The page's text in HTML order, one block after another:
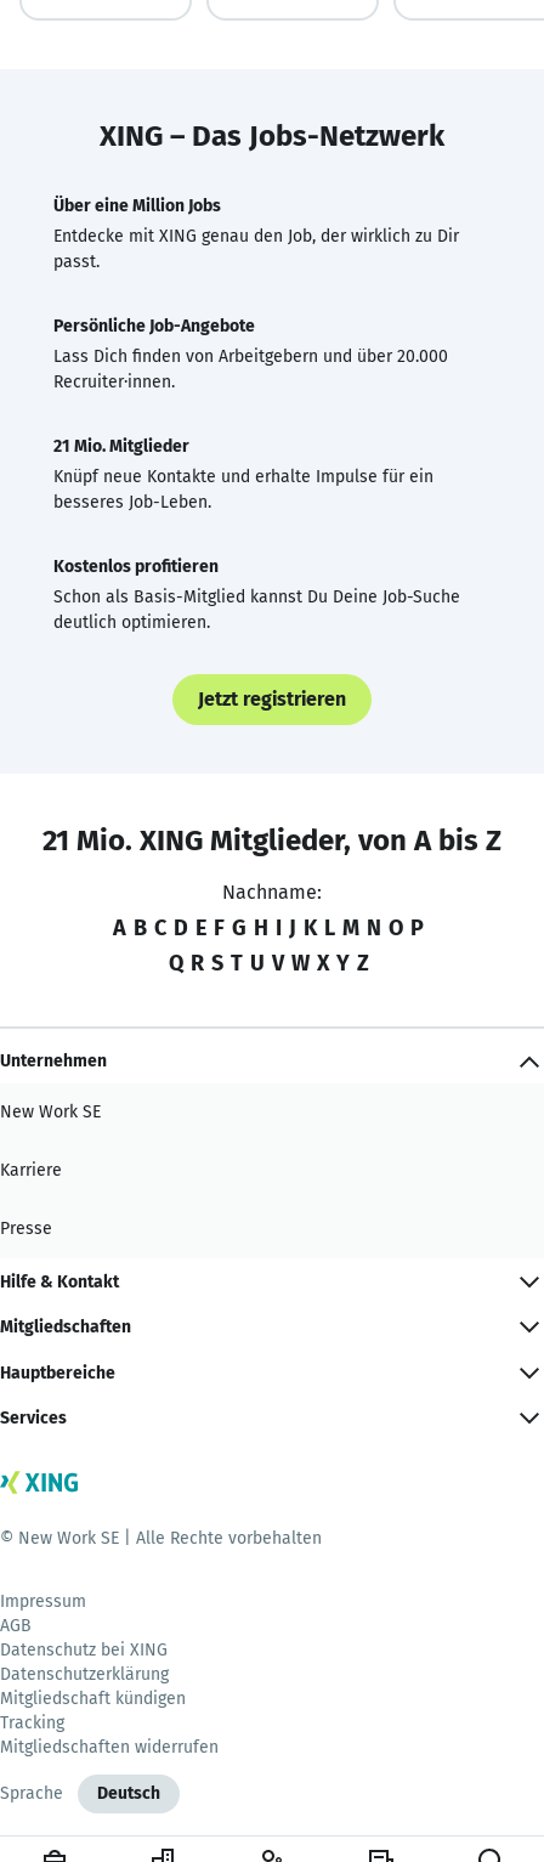
XING – Das Jobs-Netzwerk
Über eine Million Jobs
Entdecke mit XING genau den Job, der wirklich zu Dir
passt.
Persönliche Job-Angebote
Lass Dich finden von Arbeitgebern und über 20.000
Recruiter·innen.
21 Mio. Mitglieder
Knüpf neue Kontakte und erhalte Impulse für ein
besseres Job-Leben.
Kostenlos profitieren
Schon als Basis-Mitglied kannst Du Deine Job-Suche
deutlich optimieren.
Jetzt registrieren
21 Mio. XING Mitglieder, von A bis Z
Nachname:
A B C D E F G H I J K L M N O P
Q R S T U V W X Y Z
Unternehmen
New Work SE
Karriere
Presse
Hilfe & Kontakt
Mitgliedschaften
Hauptbereiche
Services
© New Work SE | Alle Rechte vorbehalten
Impressum
AGB
Datenschutz bei XING
Datenschutzerklärung
Mitgliedschaft kündigen
Tracking
Mitgliedschaften widerrufen
Sprache Deutsch